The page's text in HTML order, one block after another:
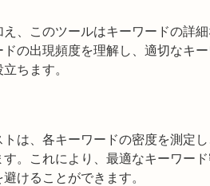
、このツールはキーワードの詳
の出現頻度を理解し、適切なキ
ちます。
は、各キーワードの密度を測定
す。これにより、最適なキーワー
けることができます。